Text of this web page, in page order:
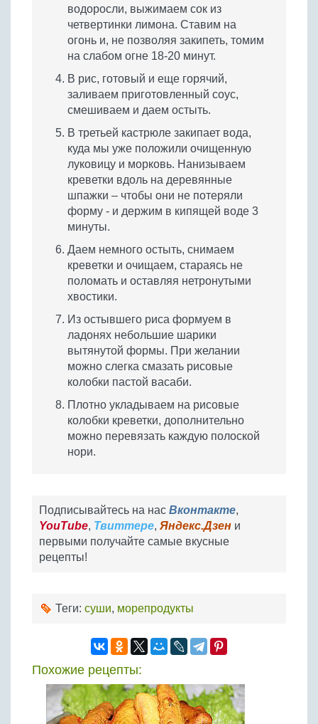
водоросли, выжимаем сок из
четвертинки лимона. Ставим на
огонь и, не позволяя закипеть, томим
на слабом огне 18-20 минут.
В рис, готовый и еще горячий,
заливаем приготовленный соус,
смешиваем и даем остыть.
В третьей кастрюле закипает вода,
куда мы уже положили очищенную
луковицу и морковь. Нанизываем
креветки вдоль на деревянные
шпажки – чтобы они не потеряли
форму - и держим в кипящей воде 3
минуты.
Даем немного остыть, снимаем
креветки и очищаем, стараясь не
поломать и оставляя нетронутыми
хвостики.
Из остывшего риса формуем в
ладонях небольшие шарики
вытянутой формы. При желании
можно слегка смазать рисовые
колобки пастой васаби.
Плотно укладываем на рисовые
колобки креветки, дополнительно
можно перевязать каждую полоской
нори.
Подписывайтесь на нас Вконтакте,
YouTube, Твиттере, Яндекс.Дзен и
первыми получайте самые вкусные
рецепты!
Теги: суши, морепродукты
Похожие рецепты: